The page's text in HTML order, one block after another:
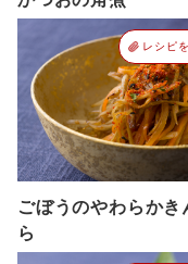
レシピ
ごぼうのやわらかき
ら